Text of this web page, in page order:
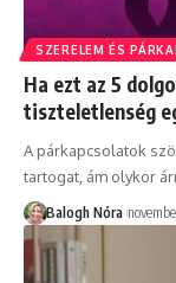
SZERELEM ÉS
Ha ezt az 5
tiszteletlenség
A párkapcsolatok
tartogat, ám olykor
Balogh Nóra